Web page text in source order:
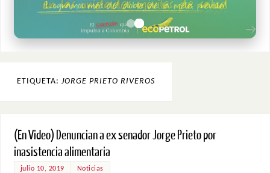
ETIQUETA: JORGE PRIETO RIVEROS
(En Video) Denuncian a ex senador Jorge Prieto por
inasistencia alimentaria
julio 10, 2019 Noticias